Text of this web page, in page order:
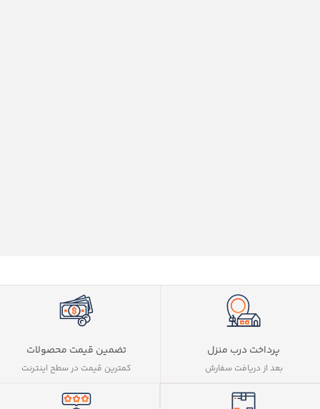
پرداخت درب منزل
بعد از دریافت سفارش
تضمین قیمت محصولات
کمترین قیمت در سطح اینترنت